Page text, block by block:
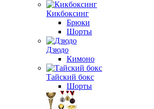
Кикбоксинг
Брюки
Шорты
Дзюдо
Кимоно
Тайский бокс
Шорты